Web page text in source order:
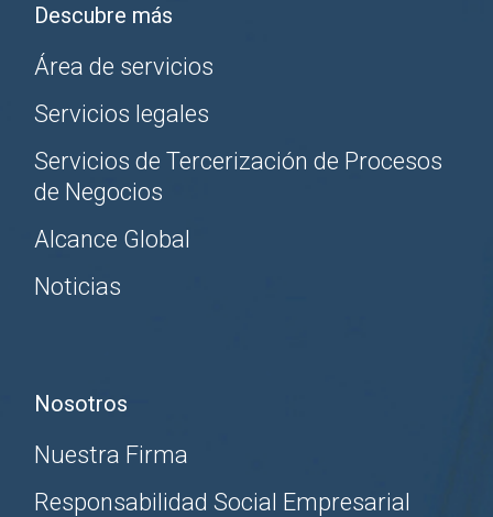
Descubre más
Área de servicios
Servicios legales
Servicios de Tercerización de Procesos
de Negocios
Alcance Global
Noticias
Nosotros
Nuestra Firma
Responsabilidad Social Empresarial